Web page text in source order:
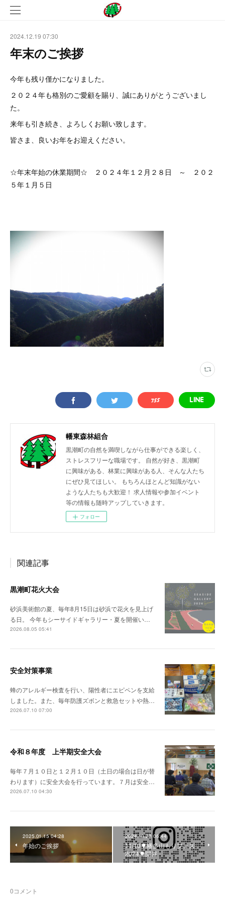
2024.12.19 07:30
年末のご挨拶
今年も残り僅かになりました。
２０２４年も格別のご愛顧を賜り、誠にありがとうございまし
た。
来年も引き続き、よろしくお願い致します。
皆さま、良いお年をお迎えください。
☆年末年始の休業期間☆ ２０２４年１２月２８日 ～ ２０２
５年１月５日
幡東森林組合
黒潮町の自然を満喫しながら仕事ができる楽しく、
ストレスフリーな職場です。 自然が好き、黒潮町
に興味がある、林業に興味がある人、そんな人たち
にぜひ見てほしい。 もちろんほとんど知識がない
ような人たちも大歓迎！ 求人情報や参加イベント
等の情報も随時アップしていきます。
フォロー
関連記事
黒潮町花火大会
砂浜美術館の夏、毎年8月15日は砂浜で花火を見上げ
る日。 今年もシーサイドギャラリー・夏を開催い…
2026.08.05 05:41
安全対策事業
蜂のアレルギー検査を行い、陽性者にエピペンを支給
しました。また、毎年防護ズボンと救急セットや熱…
2026.07.10 07:00
令和８年度 上半期安全大会
毎年７月１０日と１２月１０日（土日の場合は日が替
わります）に安全大会を行っています。７月は安全…
2026.07.10 04:30
2025.01.15 04:28
年始のご挨拶
2024.10.23 06:44
11/10🌳幡多山もりフェス
2024🌳開催
0コメント